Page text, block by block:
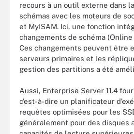
recours à un outil externe dans
schémas avec les moteurs de
et MyISAM. Ici, une fonction
changements de schéma (Online
Ces changements peuvent être
serveurs primaires et les
gestion des partitions a été
Aussi, Enterprise Server 11.4
c’est-à-dire un planificateur
requêtes optimisées pour les
généralement pour des disques